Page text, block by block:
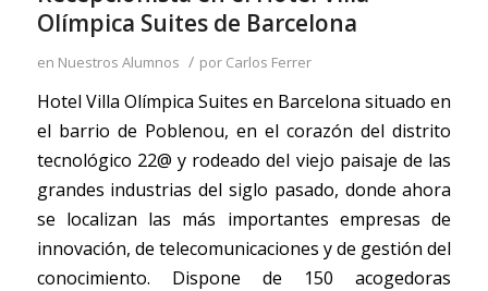
Olímpica Suites de Barcelona
en Nuestros Alumnos / por Carlos Ferrer
Hotel Villa Olímpica Suites en Barcelona situado en
el barrio de Poblenou, en el corazón del distrito
tecnológico 22@ y rodeado del viejo paisaje de las
grandes industrias del siglo pasado, donde ahora
se localizan las más importantes empresas de
innovación, de telecomunicaciones y de gestión del
conocimiento. Dispone de 150 acogedoras